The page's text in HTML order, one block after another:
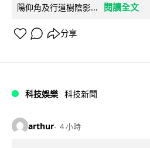
陽仰角及行道樹陰影...
閱讀全文
分享
科技娛樂 科技新聞
arthur 4 小時